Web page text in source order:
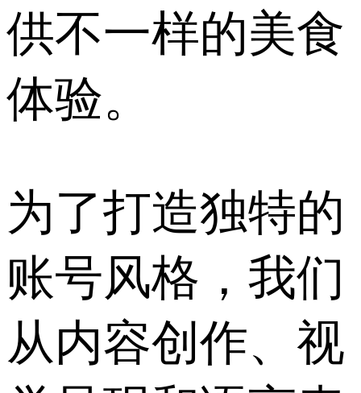
供不一样的美食
体验。
为了打造独特的
账号风格，我们
从内容创作、视